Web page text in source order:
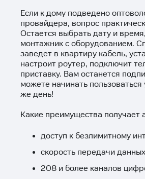
Если к дому подведено
провайдера, вопрос
Остается выбрать дату и
монтажник с оборудованием.
заведет в квартиру кабель,
настроит роутер, подключит
приставку. Вам останется
можете начинать пользоваться
же день!
Какие преимущества получает
доступ к безлимитному
скорость передачи
208 и более каналов